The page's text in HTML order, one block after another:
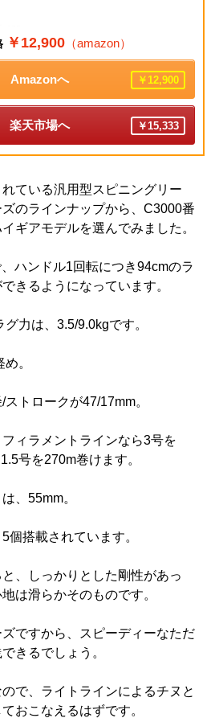
￥12,900 （amazon）
Amazonへ ￥12,900
楽天市場へ ￥15,333
ている汎用型スピニングリー
のラインナップから、C3000番
ギアモデルを選んでみました。
ハンドル1回転につき94cmのラ
きるようになっています。
力は、3.5/9.0kgです。
。
トロークが47/17mm。
ィラメントラインなら3号を
号を270m巻けます。
、55mm。
個搭載されています。
、しっかりとした剛性があっ
は滑らかそのものです。
ですから、スピーディーなただ
きるでしょう。
で、ライトラインによるチヌと
おこなえるはずです。